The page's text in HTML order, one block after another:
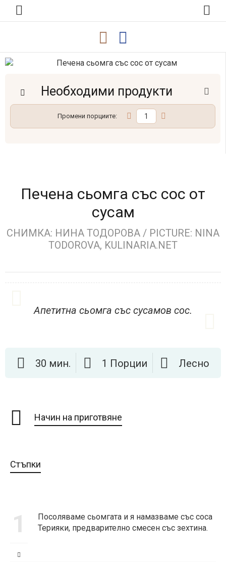
Необходими продукти
Промени порциите:
Печена сьомга със сос от
сусам
СНИМКА: НИНА ТОДОРОВА / PICTURE: NINA
TODOROVA, KULINARIA.NET
Апетитна сьомга със сусамов сос.
30 мин. 1 Порции Лесно
Начин на приготвяне
Стъпки
1
Посоляваме сьомгата и я намазваме със соса
Терияки, предварително смесен със зехтина.